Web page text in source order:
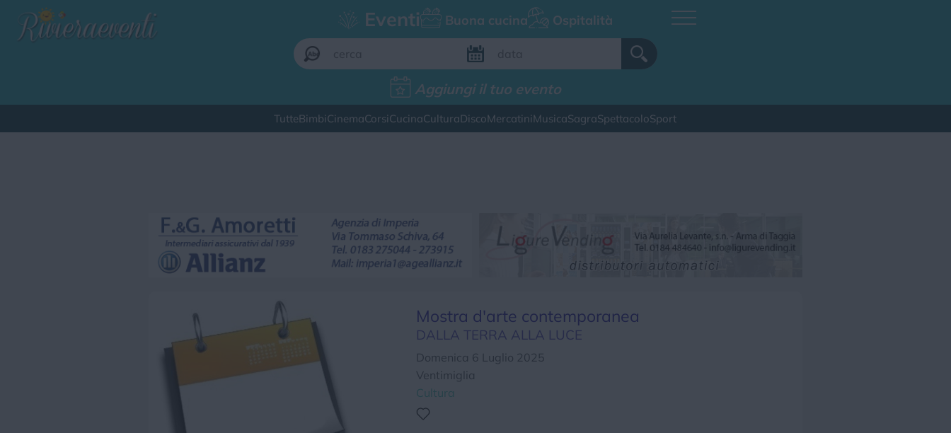
Eventi Buona cucina Ospitalità
Aggiungi il tuo evento
TutteBimbiCinemaCorsiCucinaCulturaDiscoMercatiniMusicaSagraSpettacoloSport
Aggiungi il tuo evento
FILTRI EVENTI
CATEGORIE EVENTI
Chi siamoPrivacy e CookieLogin
Mostra d'arte contemporanea
DALLA TERRA ALLA LUCE
Domenica 6 Luglio 2025
Ventimiglia
Cultura